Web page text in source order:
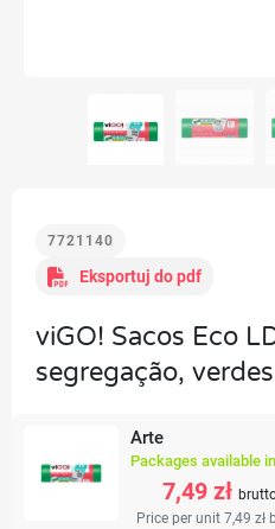
7721140
Eksportuj do pdf
viGO! Sacos Eco
segregação,
Arte
Packages available
7,49 zł
Price per unit 7,49 zł